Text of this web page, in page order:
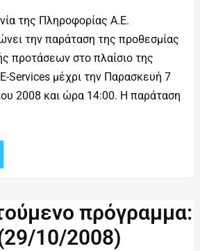
της Πληροφορίας Α.Ε.
την παράταση της προθεσμίας
προτάσεων στο πλαίσιο της
Services μέχρι την Παρασκευή 7
2008 και ώρα 14:00. Η παράταση
πρόγραμμα:
10/2008)